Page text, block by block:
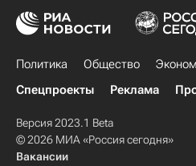
Политика Общество
Спецпроекты
Реклама
Версия 2023.1 Beta
© 2026 МИА «Россия сегодня»
Вакансии